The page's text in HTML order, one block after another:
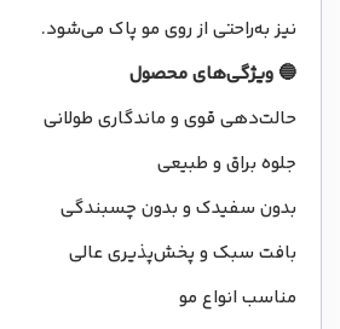
نیز به‌راحتی از روی مو پاک می‌شود.
🔵 ویژگی‌های محصول
حالت‌دهی قوی و ماندگاری طولانی
جلوه براق و طبیعی
بدون سفیدک و بدون چسبندگی
بافت سبک و پخش‌پذیری عالی
مناسب انواع مو